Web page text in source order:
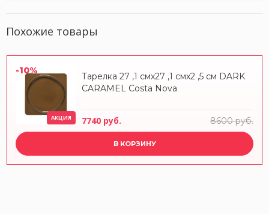
Похожие товары
-10%
АКЦИЯ
Тарелка 27 ,1 смx27 ,1 смx2 ,5 см DARK
CARAMEL Costa Nova
7740 руб. 8600 руб.
В КОРЗИНУ